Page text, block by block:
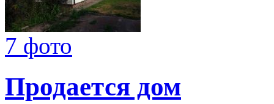
7 фото
Продается дом